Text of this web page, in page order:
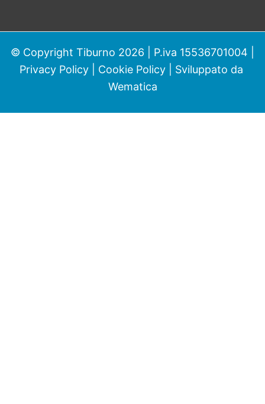
© Copyright Tiburno 2026 | P.iva 15536701004 |
Privacy Policy| Cookie Policy| Sviluppato da
Wematica